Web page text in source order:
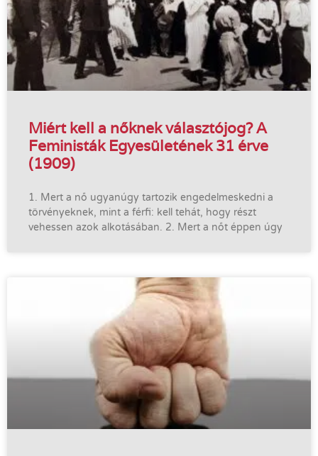
Miért kell a nőknek választójog? A
Feministák Egyesületének 31 érve
(1909)
1. Mert a nő ugyanúgy tartozik engedelmeskedni a
törvényeknek, mint a férfi: kell tehát, hogy részt
vehessen azok alkotásában. 2. Mert a nőt éppen úgy